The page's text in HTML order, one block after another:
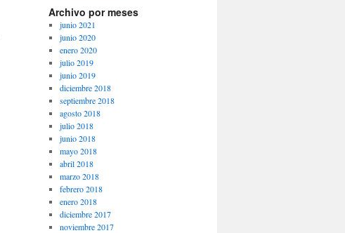
Archivo por meses
junio 2021
junio 2020
enero 2020
julio 2019
junio 2019
diciembre 2018
septiembre 2018
agosto 2018
julio 2018
junio 2018
mayo 2018
abril 2018
marzo 2018
febrero 2018
enero 2018
diciembre 2017
noviembre 2017